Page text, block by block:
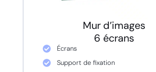
Mur d’images
6 écrans
Écrans
Support de fixation